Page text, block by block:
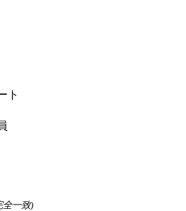
ト
全一致)